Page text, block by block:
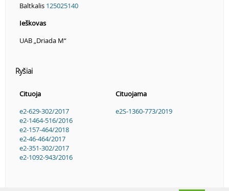
Baltkalis 125025140
Ieškovas
UAB „Driada M“
Ryšiai
Cituoja
Cituojama
e2-629-302/2017
e2-1464-516/2016
e2-157-464/2018
e2-46-464/2017
e2-351-302/2017
e2-1092-943/2016
e2S-1360-773/2019